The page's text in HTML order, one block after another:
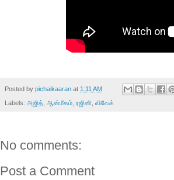
Posted by pichaikaaran at 1:11 AM
Labels: அஜித், ஆன்மீகம், ரஜினி, விவேக்
No comments:
Post a Comment